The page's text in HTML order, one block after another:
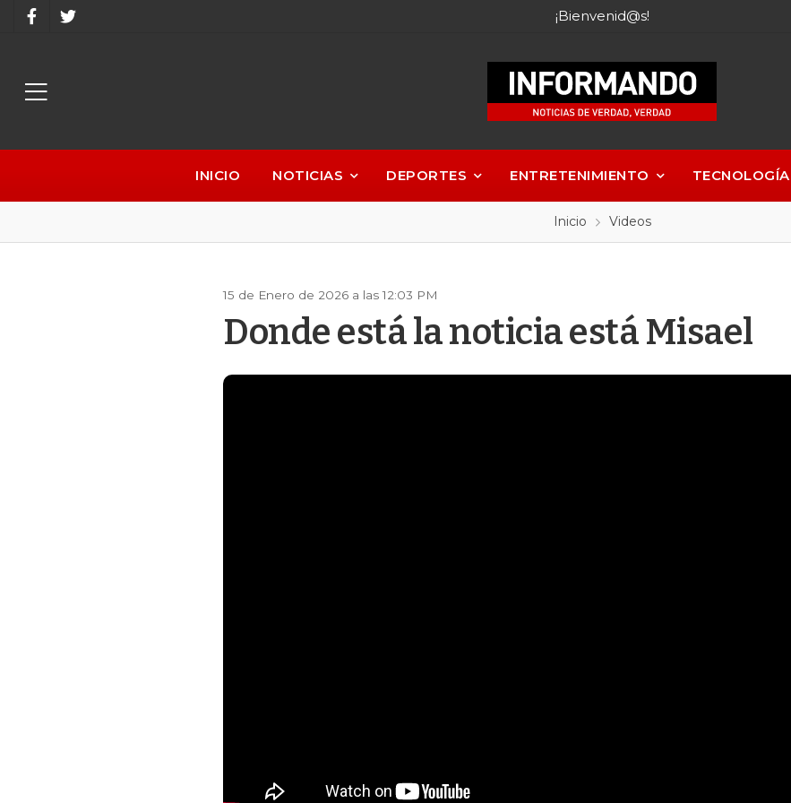
¡Bienvenid@s!
INICIO NOTICIAS DEPORTES ENTRETENIMIENTO TECNOLOGÍA
Inicio Videos
15 de Enero de 2026 a las 12:03 PM
Donde está la noticia está Misael